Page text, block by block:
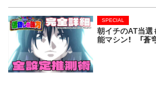
朝イチのAT当選
能マシン！ 「蒼
SPECIAL